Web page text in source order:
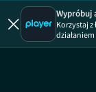
Wypróbuj
Korzystaj z
działaniem